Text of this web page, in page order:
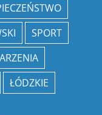
SPORT
ŁÓDZKIE